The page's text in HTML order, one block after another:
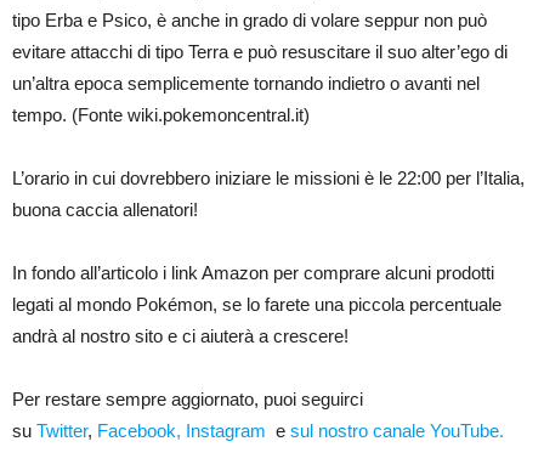
tipo Erba e Psico, è anche in grado di volare seppur non può
evitare attacchi di tipo Terra e può resuscitare il suo alter’ego di
un’altra epoca semplicemente tornando indietro o avanti nel
tempo. (Fonte wiki.pokemoncentral.it)
L’orario in cui dovrebbero iniziare le missioni è le 22:00 per l’Italia,
buona caccia allenatori!
In fondo all’articolo i link Amazon per comprare alcuni prodotti
legati al mondo Pokémon, se lo farete una piccola percentuale
andrà al nostro sito e ci aiuterà a crescere!
Per restare sempre aggiornato, puoi seguirci
su Twitter, Facebook, Instagram e sul nostro canale YouTube.